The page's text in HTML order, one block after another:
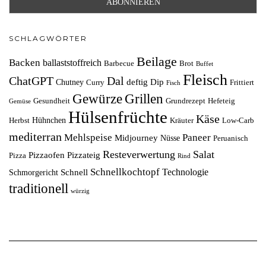
SCHLAGWÖRTER
Backen ballaststoffreich Barbecue Beilage Brot Buffet
ChatGPT Chutney Curry Dal deftig Dip Fisch Fleisch Frittiert
Gemüse Gesundheit Gewürze Grillen Grundrezept Hefeteig
Herbst Hühnchen Hülsenfrüchte Kräuter Käse Low-Carb
mediterran Mehlspeise Midjourney Nüsse Paneer Peruanisch
Pizza Pizzaofen Pizzateig Resteverwertung Rind Salat
Schmorgericht Schnell Schnellkochtopf Technologie
traditionell würzig